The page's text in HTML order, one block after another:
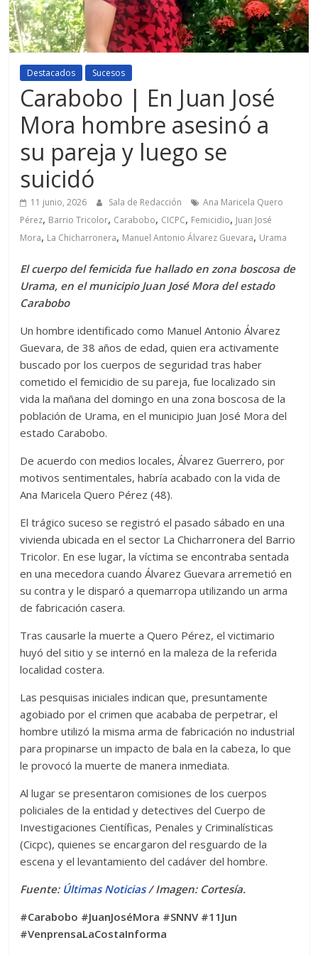
Destacados Sucesos
Carabobo | En Juan José
Mora hombre asesinó a
su pareja y luego se
suicidó
11 junio, 2026 Sala de Redacción
Ana Maricela Quero
Pérez, Barrio Tricolor, Carabobo, CICPC, Femicidio, Juan José
Mora, La Chicharronera, Manuel Antonio Álvarez Guevara, Urama
El cuerpo del femicida fue hallado en zona boscosa de
Urama, en el municipio Juan José Mora del estado
Carabobo
Un hombre identificado como Manuel Antonio Álvarez
Guevara, de 38 años de edad, quien era activamente
buscado por los cuerpos de seguridad tras haber
cometido el femicidio de su pareja, fue localizado sin
vida la mañana del domingo en una zona boscosa de la
población de Urama, en el municipio Juan José Mora del
estado Carabobo.
De acuerdo con medios locales, Álvarez Guerrero, por
motivos sentimentales, habría acabado con la vida de
Ana Maricela Quero Pérez (48).
El trágico suceso se registró el pasado sábado en una
vivienda ubicada en el sector La Chicharronera del Barrio
Tricolor. En ese lugar, la víctima se encontraba sentada
en una mecedora cuando Álvarez Guevara arremetió en
su contra y le disparó a quemarropa utilizando un arma
de fabricación casera.
Tras causarle la muerte a Quero Pérez, el victimario
huyó del sitio y se internó en la maleza de la referida
localidad costera.
Las pesquisas iniciales indican que, presuntamente
agobiado por el crimen que acababa de perpetrar, el
hombre utilizó la misma arma de fabricación no industrial
para propinarse un impacto de bala en la cabeza, lo que
le provocó la muerte de manera inmediata.
Al lugar se presentaron comisiones de los cuerpos
policiales de la entidad y detectives del Cuerpo de
Investigaciones Científicas, Penales y Criminalísticas
(Cicpc), quienes se encargaron del resguardo de la
escena y el levantamiento del cadáver del hombre.
Fuente: Últimas Noticias/ Imagen: Cortesía.
#Carabobo #JuanJoséMora #SNNV #11Jun
#VenprensaLaCostaInforma